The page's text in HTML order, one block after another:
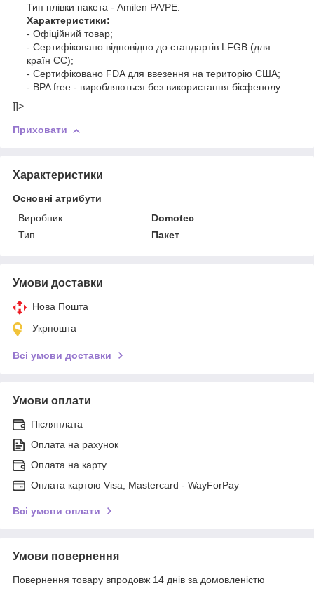
Тип плівки пакета - Amilen PA/PE.
Характеристики:
- Офіційний товар;
- Сертифіковано відповідно до стандартів LFGB (для
країн ЄС);
- Сертифіковано FDA для ввезення на територію США;
- BPA free - виробляються без використання бісфенолу
]]>
Приховати
Характеристики
Основні атрибути
Виробник
Domotec
Тип
Пакет
Умови доставки
Нова Пошта
Укрпошта
Всі умови доставки
Умови оплати
Післяплата
Оплата на рахунок
Оплата на карту
Оплата картою Visa, Mastercard - WayForPay
Всі умови оплати
Умови повернення
Повернення товару впродовж 14 днів за домовленістю